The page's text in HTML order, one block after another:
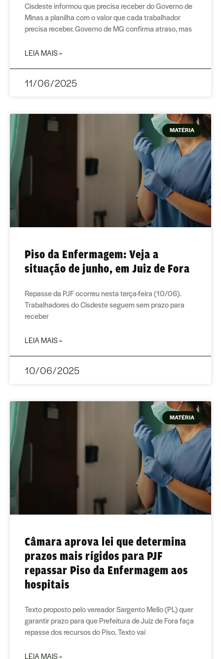
Cisdeste informou que precisa receber do Governo de
Minas a planilha com o valor que cada trabalhador
precisa receber. Governo de MG confirma atraso, mas
LEIA MAIS »
11/06/2025
MATÉRIA
Piso da Enfermagem: Veja a
situação de junho, em Juiz de Fora
Repasse da PJF ocorreu nesta terça-feira (10/06).
Trabalhadores do Cisdeste seguem sem prazo para
receber
LEIA MAIS »
10/06/2025
MATÉRIA
Câmara aprova lei que determina
prazos mais rígidos para PJF
repassar Piso da Enfermagem aos
hospitais
Texto proposto pelo vereador Sargento Mello (PL) quer
garantir prazo para que Prefeitura de Juiz de Fora faça
repasse dos recursos do Piso. Texto vai
LEIA MAIS »